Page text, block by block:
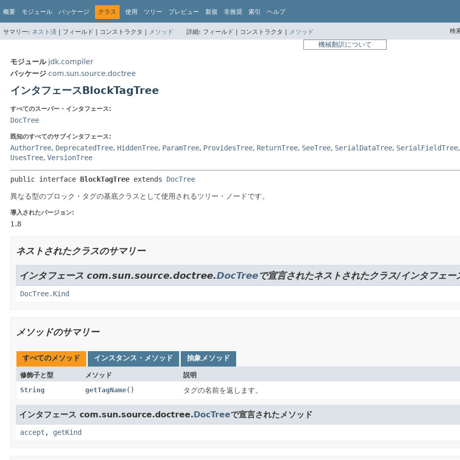
概要 モジュール パッケージ クラス 使用 ツリー プレビュー 新規 非推奨 索引 ヘルプ
サマリー: ネスト済 | フィールド | コンストラクタ | メソッド 詳細: フィールド | コンストラクタ | メソッド 検
機械翻訳について
モジュール jdk.compiler
パッケージ com.sun.source.doctree
インタフェースBlockTagTree
すべてのスーパー・インタフェース:
DocTree
既知のすべてのサブインタフェース:
AuthorTree, DeprecatedTree, HiddenTree, ParamTree, ProvidesTree, ReturnTree, SeeTree, SerialDataTree, SerialFieldTree
UsesTree, VersionTree
public interface BlockTagTree extends DocTree
異なる型のブロック・タグの基底クラスとして使用されるツリー・ノードです。
導入されたバージョン:
1.8
ネストされたクラスのサマリー
インタフェース com.sun.source.doctree.DocTreeで宣言されたネストされたクラス/インタフェー
DocTree.Kind
メソッドのサマリー
すべてのメソッド インスタンス・メソッド 抽象メソッド
修飾子と型 メソッド
説明
String
getTagName() タグの名前を返します。
インタフェース com.sun.source.doctree.DocTreeで宣言されたメソッド
accept , getKind